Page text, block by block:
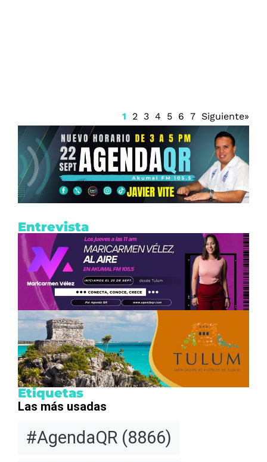
1 2 3 4 5 6 7 Siguiente»
Entrevista
Etiquetas
Las más usadas
#AgendaQR (8866)